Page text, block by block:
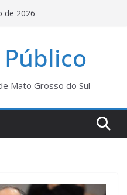
de 2026
Mato Grosso do Sul